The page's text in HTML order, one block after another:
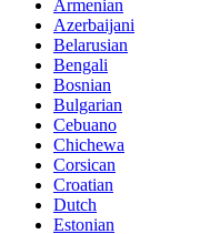
Armenian
Azerbaijani
Belarusian
Bengali
Bosnian
Bulgarian
Cebuano
Chichewa
Corsican
Croatian
Dutch
Estonian